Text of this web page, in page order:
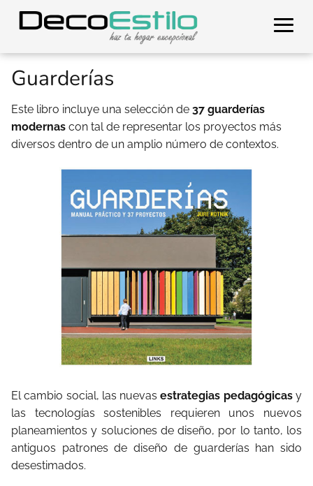
Guarderías
Este libro incluye una selección de 37 guarderías
modernas con tal de representar los proyectos más
diversos dentro de un amplio número de contextos.
El cambio social, las nuevasestrategias pedagógicasy
las tecnologías sostenibles requieren unos nuevos
planeamientos y soluciones de diseño, por lo tanto, los
antiguos patrones de diseño de guarderías han sido
desestimados.